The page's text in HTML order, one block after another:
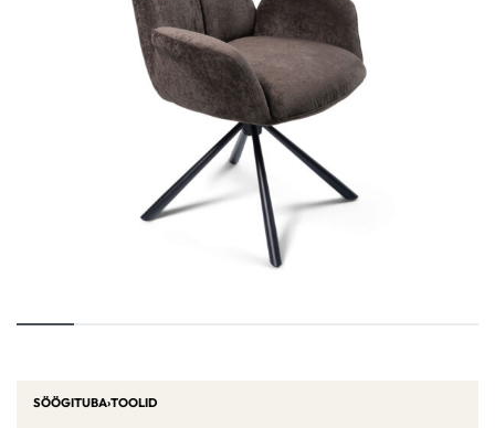
SÖÖGITUBA›TOOLID